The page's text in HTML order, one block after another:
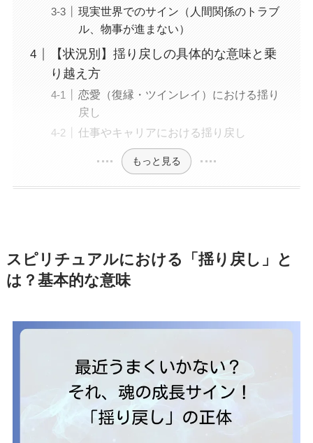
現実世界でのサイン（人間関係のトラブ
ル、物事が進まない）
【状況別】揺り戻しの具体的な意味と乗
り越え方
恋愛（復縁・ツインレイ）における揺り
戻し
仕事やキャリアにおける揺り戻し
もっと見る
スピリチュアルにおける「揺り戻し」と
は？基本的な意味